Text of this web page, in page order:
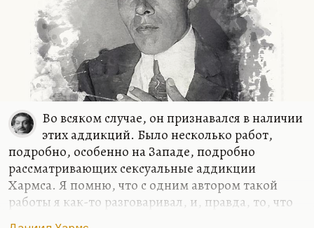
Во всяком случае, он признавался в наличии
этих аддикций. Было несколько работ,
подробно, особенно на Западе, подробно
рассматривающих сексуальные аддикции
Хармса. Я помню, что с одним автором такой
работы я как-то разговаривал, и, правда, то, что